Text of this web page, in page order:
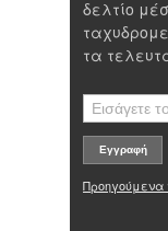
δελτίο
τα
Προηγούμενα